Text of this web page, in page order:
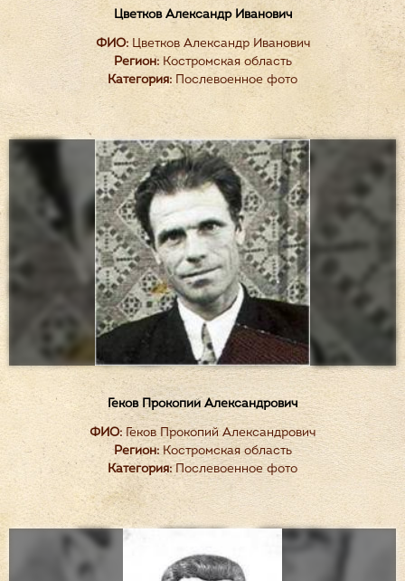
Цветков Александр Иванович
ФИО:Цветков Александр Иванович
Регион:Костромская область
Категория: Послевоенное фото
Геков Прокопий Александрович
ФИО: Геков Прокопий Александрович
Регион:Костромская область
Категория:Послевоенное фото